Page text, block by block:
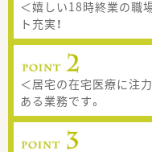
＜嬉しい18時終業の職
ト充実！
＜居宅の在宅医療に注
ある業務です。